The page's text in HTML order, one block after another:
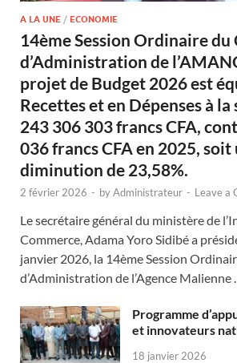
A LA UNE / ECONOMIE
14ème Session Ordinaire du
d’Administration de
projet de Budget 2026 est
Recettes et en Dépenses à la
243 306 303 francs CFA,
036 francs CFA en 2025, soit
diminution de 23,58%.
2 février 2026 - byAdministrateur - Leave a
Le secrétaire général du ministère de
Commerce, Adama Yoro Sidibé a
janvier 2026, la 14ème Session
d’Administration de l’Agence Malienne
Programme
et innovateurs
18 janvier 2026